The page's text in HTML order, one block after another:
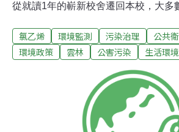
從就讀1年的嶄新校舍遷回本校，大多
更有人批評「為什麼是受害者搬遷？
台大公衛教授詹長權合作，對六輕附近
學童，尿液中VCM（氯乙烯）代謝物
酸）偏高、罹癌風險增加，引發各界
2次說明會，與家長溝通後，8月25日
遷回本校就讀，昨天分校小朋友首次
氯乙烯 環境監測 污染治理 公共
環境政策
雲林 公害污染 生活環境